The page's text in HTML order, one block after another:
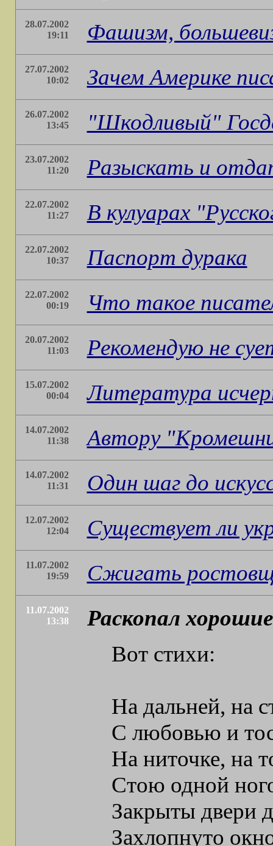
28.07.2002
19:11
Фашизм,
27.07.2002
10:02
Зачем Америке
26.07.2002
13:45
"Шкодливый"
23.07.2002
11:20
Разыскать и
22.07.2002
11:27
В кулуарах
22.07.2002
10:37
Паспорт дурака
22.07.2002
00:19
Что такое
20.07.2002
11:03
Рекомендую не
15.07.2002
00:04
Литература
14.07.2002
11:38
Автору
14.07.2002
11:31
Один шаг до
12.07.2002
12:04
Существует ли
11.07.2002
19:59
Сжигать
11.07.2002
13:38
Раскопал
Вот стихи:
На дальней, на
С любовью и
На ниточке, на
Стою одной
Закрыты двери
Захлопнуто